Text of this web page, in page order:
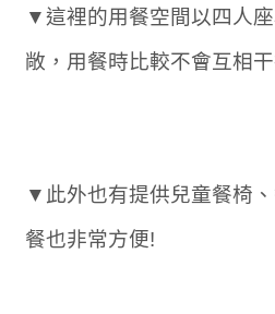
▼這裡的用餐空間以四人
敞，用餐時比較不會互相
▼此外也有提供兒童餐椅
餐也非常方便!